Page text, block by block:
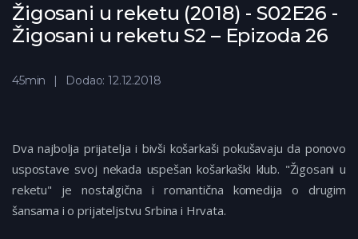
Žigosani u reketu (2018) - S02E26 -
Žigosani u reketu S2 – Epizoda 26
45min Dodao: 12.12.2018
Dva najbolja prijatelja i bivši košarkaši pokušavaju da ponovo
uspostave svoj nekada uspešan košarkaški klub. "Žigosani u
reketu" je nostalgična i romantična komedija o drugim
šansama i o prijateljstvu Srbina i Hrvata.